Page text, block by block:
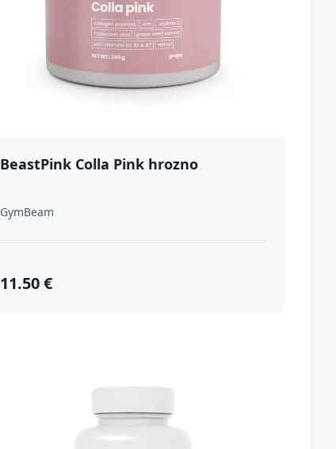
BeastPink Colla Pink hrozno
GymBeam
11.50 €